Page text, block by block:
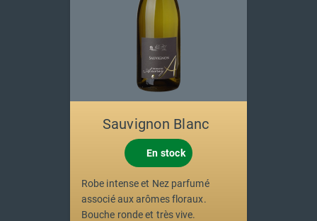
Sauvignon Blanc
En stock
Robe intense et Nez parfumé
associé aux arômes floraux.
Bouche ronde et très vive.